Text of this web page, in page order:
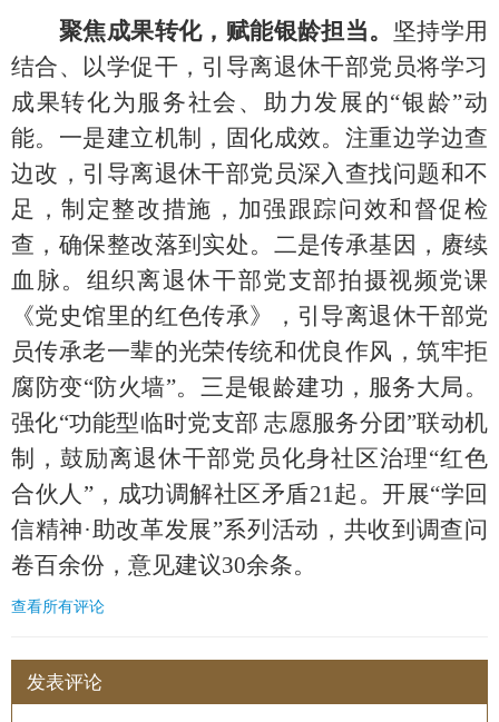
聚焦成果转化，赋能银龄担当。 坚持学用
结合、以学促干，引导离退休干部党员将学习
成果转化为服务社会、助力发展的“银龄”动
能。一是建立机制，固化成效。注重边学边查
边改，引导离退休干部党员深入查找问题和不
足，制定整改措施，加强跟踪问效和督促检
查，确保整改落到实处。 二是传承基因，赓续
血脉。组织离退休干部党支部拍摄视频党课
《党史馆里的红色传承》，引导离退休干部党
员传承老一辈的光荣传统和优良作风，筑牢拒
腐防变“防火墙”。 三是银龄建功，服务大局。
强化“功能型临时党支部 志愿服务分团”联动机
制，鼓励离退休干部党员化身社区治理“红色
合伙人”，成功调解社区矛盾21起。 开展“学回
信精神·助改革发展”系列活动，共收到调查问
卷百余份，意见建议30余条。
查看所有评论
发表评论